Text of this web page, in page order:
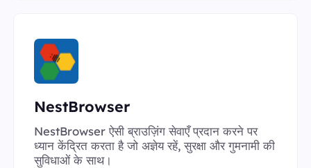
NestBrowser
NestBrowser ऐसी ब्राउज़िंग सेवाएँ प्रदान करने पर
ध्यान केंद्रित करता है जो अज्ञेय रहें, सुरक्षा और गुमनामी की
सुविधाओं के साथ।